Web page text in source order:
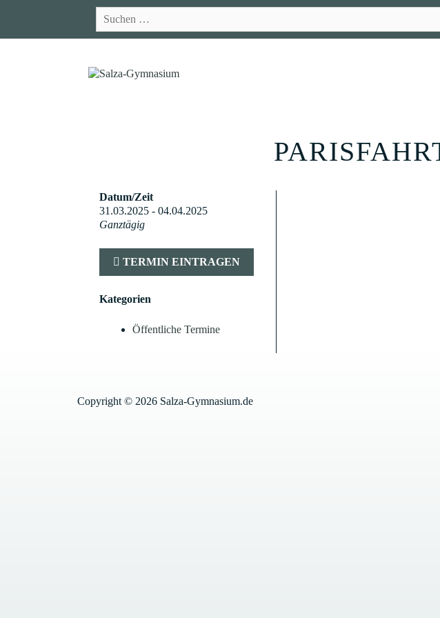
nach:
Datum/Zeit
31.03.2025 - 04.04.2025
Ganztägig
TERMIN EINTRAGEN
Kategorien
Öffentliche Termine
Copyright © 2026 Salza-Gymnasium.de